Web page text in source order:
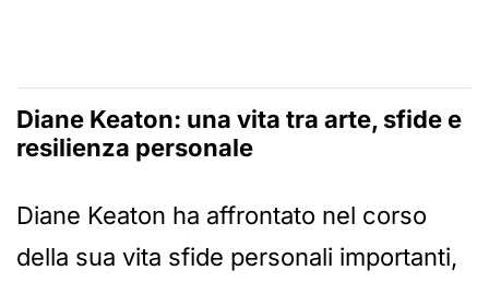
Diane Keaton: una vita tra arte, sfide e
resilienza personale
Diane Keaton ha affrontato nel corso
della sua vita sfide personali importanti,